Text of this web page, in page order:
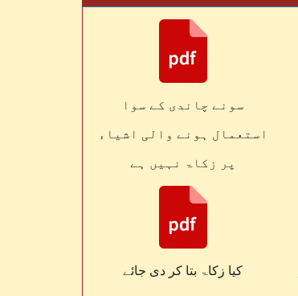
سونے چاندی کے سوا
استعمال ہونے والی اشیاء
پر زکاۃ نہیں ہے
کیا زکاۃ بتا کر دی جائے